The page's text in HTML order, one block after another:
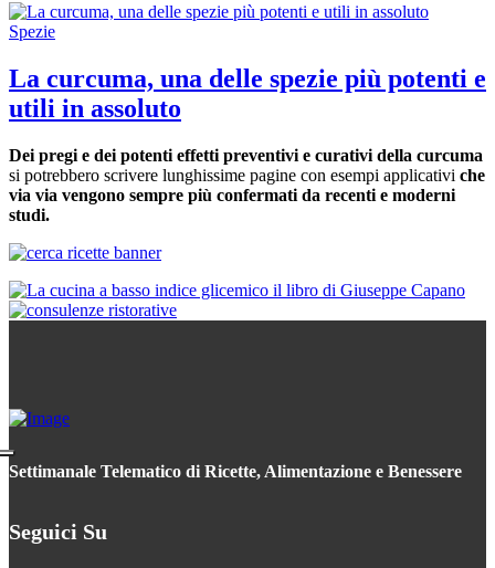
Spezie
La curcuma, una delle spezie più potenti e
utili in assoluto
Dei pregi e dei potenti effetti preventivi e curativi della curcuma
si potrebbero scrivere lunghissime pagine con esempi applicativi che
via via vengono sempre più confermati da recenti e moderni
studi.
Settimanale Telematico di Ricette, Alimentazione e Benessere
Seguici Su